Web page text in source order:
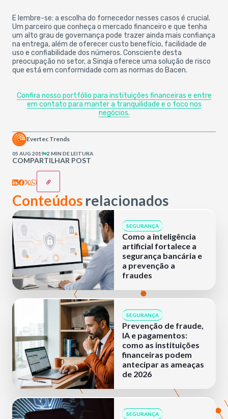
E lembre-se: a escolha do fornecedor nesses casos é crucial.
Um parceiro que conheça o mercado financeiro e que tenha
um alto grau de governança pode trazer ainda mais confiança
na entrega, além de oferecer custo benefício, facilidade de
uso e confiabilidade dos números. Consciente desta
preocupação no setor, a Sinqia oferece uma solução de risco
que está em conformidade com as normas do Bacen.
Confira nosso portfólio para instituições financeiras e entre
em contato para manter a tranquilidade e o foco nos
negócios.
COMPARTILHAR POST
Evertec Trends
05 AUG 2019 2 MIN DE LEITURA
Conteúdos relacionados
SEGURANÇA
Como a inteligência
artificial fortalece a
segurança bancária e
a prevenção a
fraudes
SEGURANÇA
Prevenção de fraude,
IA e pagamentos:
como as instituições
financeiras podem
antecipar as ameaças
de 2026
SEGURANÇA